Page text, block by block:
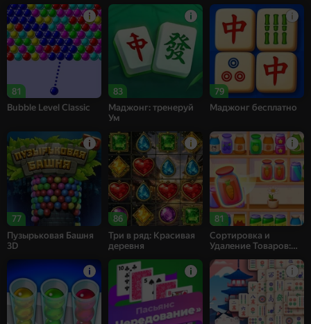
81
Bubble Level Classic
83
Маджонг: тренеруй
Ум
79
Маджонг бесплатно
77
Пузырьковая Башня
3D
86
Три в ряд: Красивая
деревня
81
Сортировка и
Удаление Товаров: